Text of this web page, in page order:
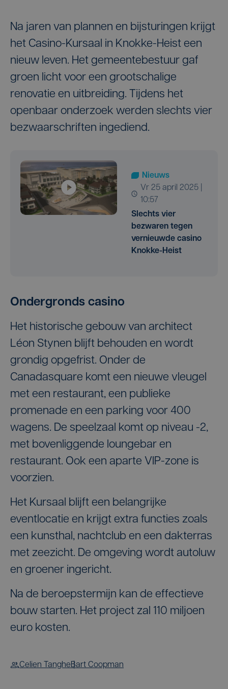
Na jaren van plannen en bijsturingen krijgt
het Casino-Kursaal in Knokke-Heist een
nieuw leven. Het gemeentebestuur gaf
groen licht voor een grootschalige
renovatie en uitbreiding. Tijdens het
openbaar onderzoek werden slechts vier
bezwaarschriften ingediend.
Nieuws
vr 25 april 2025 |
10:57
Slechts vier
bezwaren tegen
vernieuwde casino
Knokke-Heist
Ondergronds casino
Het historische gebouw van architect
Léon Stynen blijft behouden en wordt
grondig opgefrist. Onder de
Canadasquare komt een nieuwe vleugel
met een restaurant, een publieke
promenade en een parking voor 400
wagens. De speelzaal komt op niveau -2,
met bovenliggende loungebar en
restaurant. Ook een aparte VIP-zone is
voorzien.
Het Kursaal blijft een belangrijke
eventlocatie en krijgt extra functies zoals
een kunsthal, nachtclub en een dakterras
met zeezicht. De omgeving wordt autoluw
en groener ingericht.
Na de beroepstermijn kan de effectieve
bouw starten. Het project zal 110 miljoen
euro kosten.
Celien TangheBart Coopman